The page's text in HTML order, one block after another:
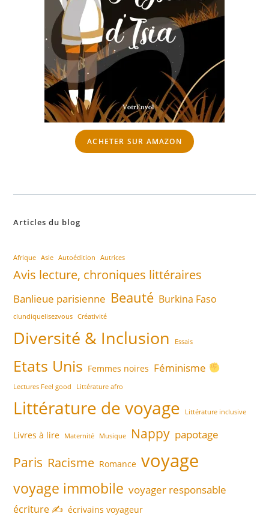
ACHETER SUR AMAZON
Articles du blog
Afrique Asie Autoédition Autrices
Avis lecture, chroniques littéraires
Banlieue parisienne Beauté Burkina Faso
clundiquelisezvous Créativité
Diversité & Inclusion Essais
Etats Unis Femmes noires Féminisme
Lectures Feel good Littérature afro
Littérature de voyage Littérature inclusive
Livres à lire Maternité Musique Nappy papotage
Paris Racisme Romance voyage
voyage immobile voyager responsable
écriture ✍️ écrivains voyageur